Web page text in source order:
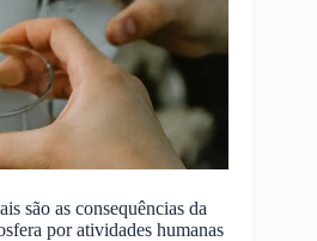
são as consequências da
por atividades humanas